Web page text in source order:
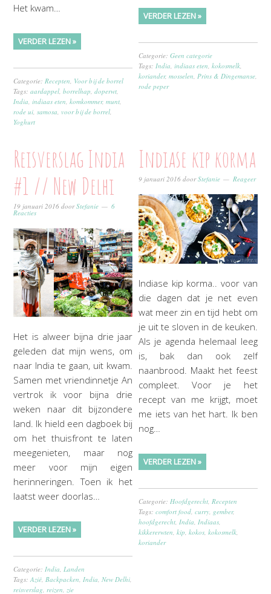
Het kwam…
VERDER LEZEN »
Categorie: Recepten Voor bij de borrel
Tags:aardappel ,borrelhap ,doperwt
India ,indiaas eten ,komkommer,munt
rode ui ,samosa voor bij de borrel
Yoghurt
VERDER LEZEN »
Categorie:Geen categorie
Tags:India,indiaas eten,kokosmelk,
koriander,mosselen,Prins & Dingemanse,
rode peper
Reisverslag India
#1 // New Delhi
19 januari 2016 doorStefanie 6
Reacties
Het is alweer bijna drie jaar
geleden dat mijn wens, om
naar India te gaan, uit kwam.
Samen met vriendinnetje An
vertrok ik voor bijna drie
weken naar dit bijzondere
land. Ik hield een dagboek bij
om het thuisfront te laten
meegenieten, maar nog
meer voor mijn eigen
herinneringen. Toen ik het
laatst weer doorlas…
VERDER LEZEN »
Categorie:India,Landen
Tags:Azië,Backpacken,India,New Delhi,
reisverslag,reizen,zie
Indiase kip korma
9 januari 2016 doorStefanie Reageer
Indiase kip korma.. voor van
die dagen dat je net even
wat meer zin en tijd hebt om
je uit te sloven in de keuken.
Als je agenda helemaal leeg
is, bak dan ook zelf
naanbrood. Maakt het feest
compleet. Voor je het
recept van me krijgt, moet
me iets van het hart. Ik ben
nog…
VERDER LEZEN »
Categorie: Hoofdgerecht Recepten
Tags:comfort food ,curry gember,
hoofdgerecht India Indiaas
kikkererwten ,kip ,kokos ,kokosmelk
koriander